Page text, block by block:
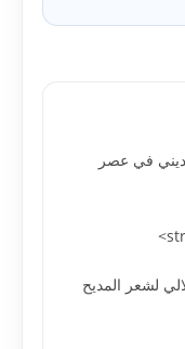
في عصر
الدلالي لشعر المديح